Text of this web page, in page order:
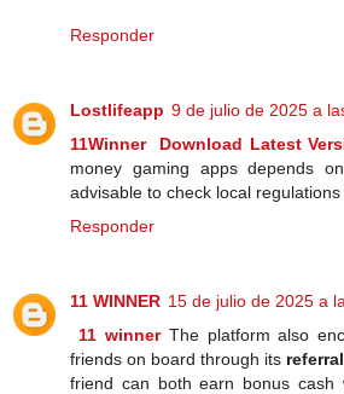
Responder
Lostlifeapp 9 de julio de 2025 a
11Winner Download Latest
money gaming apps depends
advisable to check local regulations
Responder
11 WINNER 15 de julio de 2025 a
11 winner The platform also
friends on board through its
friend can both earn bonus cash